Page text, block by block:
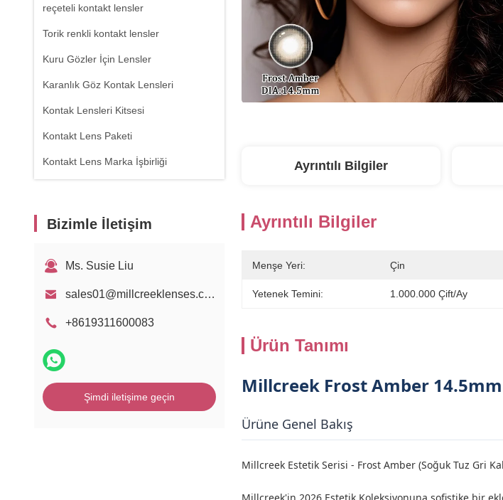
reçeteli kontakt lensler
Torik renkli kontakt lensler
Kuru Gözler İçin Lensler
Karanlık Göz Kontak Lensleri
Kontak Lensleri Kitsesi
Kontakt Lens Paketi
Kontakt Lens Marka İşbirliği
Bizimle İletişim
Ms. Susie Liu
sales01@millcreeklenses.com
+8619311600083
Şimdi iletişime geçin
Ayrıntılı Bilgiler
Ayrıntılı Bilgiler
Menşe Yeri: Çin
Yetenek Temini: 1.000.000 Çift/ay
Ürün Tanımı
Millcreek Frost Amber
Ürüne Genel Bakış
Millcreek Estetik Serisi - Frost Amber (Soğuk Tuz Gri